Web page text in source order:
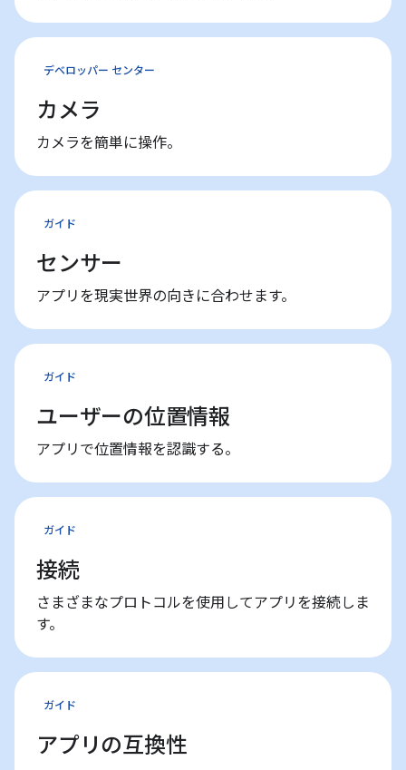
デベロッパー センター
カメラ
カメラを簡単に操作。
ガイド
センサー
アプリを現実世界の向きに合わせます。
ガイド
ユーザーの位置情報
アプリで位置情報を認識する。
ガイド
接続
さまざまなプロトコルを使用してアプリを接続しま
す。
ガイド
アプリの互換性